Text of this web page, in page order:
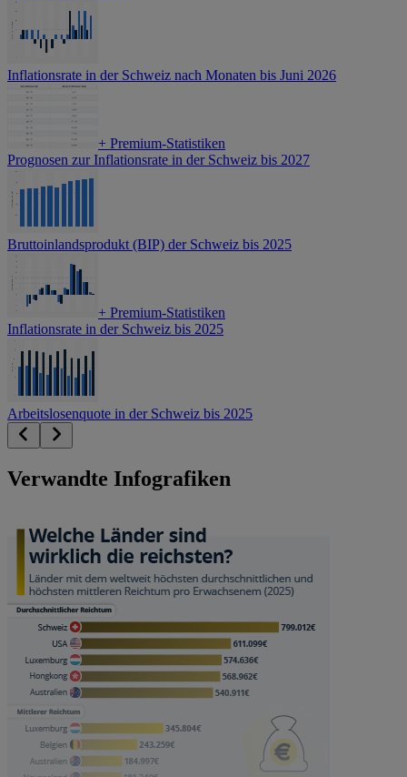
Inflationsrate in der Schweiz nach Monaten bis Juni 2026
+ Premium-Statistiken
Prognosen zur Inflationsrate in der Schweiz bis 2027
Bruttoinlandsprodukt (BIP) der Schweiz bis 2025
+ Premium-Statistiken
Inflationsrate in der Schweiz bis 2025
Arbeitslosenquote in der Schweiz bis 2025
Verwandte Infografiken